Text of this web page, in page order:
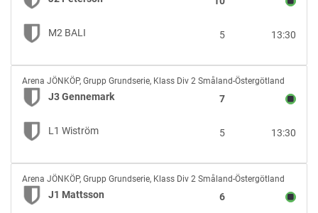
vs
M2
BALI
M2 BALI 13:30
5
J3
Gennemark
vs
L1
Wiström
Arena JÖNKÖP, Grupp Grundserie, Klass Div 2 Småland-Östergötland
J3 Gennemark 7
L1 Wiström 13:30
5
J1
Mattsson
vs
Arena JÖNKÖP, Grupp Grundserie, Klass Div 2 Småland-Östergötland
J1 Mattsson 6